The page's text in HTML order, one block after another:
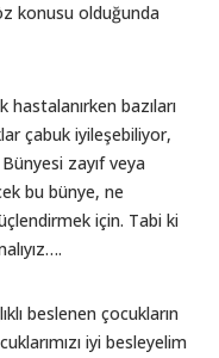
konusu olduğunda
bazıları
çabuk iyileşebiliyor,
zayıf veya
bu bünye, ne
için. Tabi ki
beslenen çocukların
iyi besleyelim